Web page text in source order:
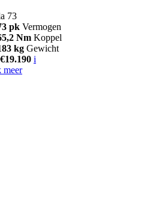
73
pk Vermogen
Nm Koppel
kg Gewicht
i
meer